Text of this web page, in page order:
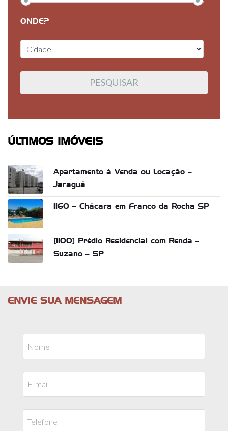
ONDE?
ÚLTIMOS IMÓVEIS
Apartamento á Venda ou Locação –
Jaraguá
1160 – Chácara em Franco da Rocha SP
[1100] Prédio Residencial com Renda –
Suzano – SP
ENVIE SUA MENSAGEM